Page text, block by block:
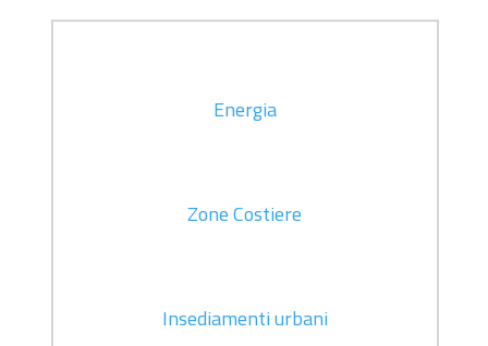
Energia
Zone Costiere
Insediamenti urbani